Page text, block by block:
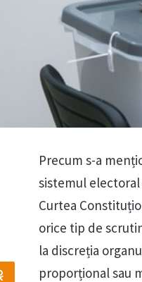
Precum s-a
sistemul electoral
Curtea
orice tip de
la discreția
proporțional sau
Odnoklassniki